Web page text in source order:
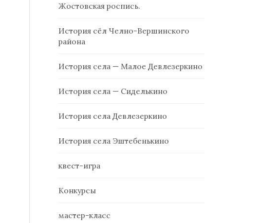
Жостовская роспись.
История сёл Челно-Вершинского
района
История села — Малое Девлезеркино
История села — Сиделькино
История села Девлезеркино
История села Эштебенькино
квест-игра
Конкурсы
мастер-класс